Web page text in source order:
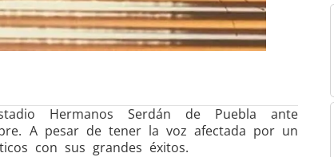
Hermanos Serdán de Puebla ante
A pesar de tener la voz afectada por un
con sus grandes éxitos.